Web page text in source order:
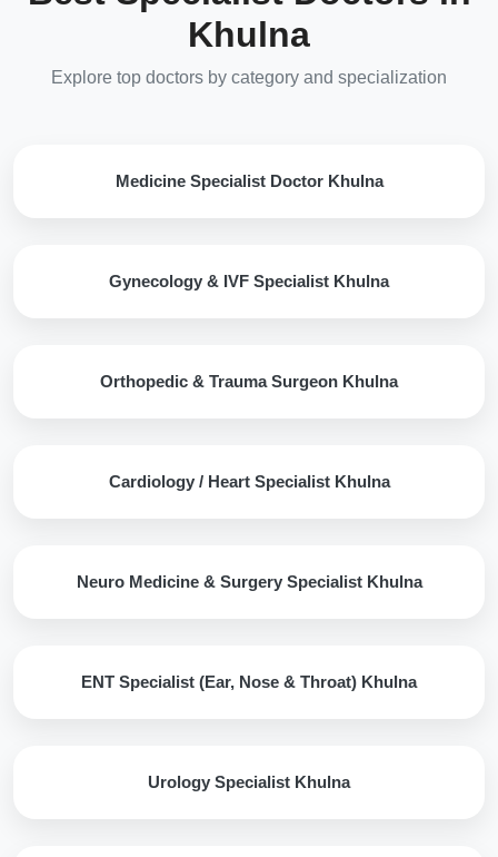
Khulna
Explore top doctors by category and specialization
Medicine Specialist Doctor Khulna
Gynecology & IVF Specialist Khulna
Orthopedic & Trauma Surgeon Khulna
Cardiology / Heart Specialist Khulna
Neuro Medicine & Surgery Specialist Khulna
ENT Specialist (Ear, Nose & Throat) Khulna
Urology Specialist Khulna